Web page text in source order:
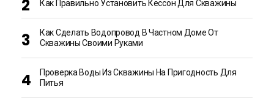
Как Правильно Установить Кессон Для Скважины
Как Сделать Водопровод В Частном Доме От
Скважины Своими Руками
Проверка Воды Из Скважины На Пригодность Для
Питья